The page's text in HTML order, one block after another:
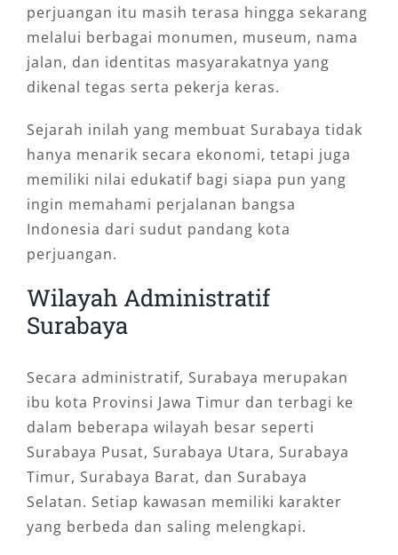
perjuangan itu masih terasa hingga sekarang
melalui berbagai monumen, museum, nama
jalan, dan identitas masyarakatnya yang
dikenal tegas serta pekerja keras.
Sejarah inilah yang membuat Surabaya tidak
hanya menarik secara ekonomi, tetapi juga
memiliki nilai edukatif bagi siapa pun yang
ingin memahami perjalanan bangsa
Indonesia dari sudut pandang kota
perjuangan.
Wilayah Administratif
Surabaya
Secara administratif, Surabaya merupakan
ibu kota Provinsi Jawa Timur dan terbagi ke
dalam beberapa wilayah besar seperti
Surabaya Pusat, Surabaya Utara, Surabaya
Timur, Surabaya Barat, dan Surabaya
Selatan. Setiap kawasan memiliki karakter
yang berbeda dan saling melengkapi.